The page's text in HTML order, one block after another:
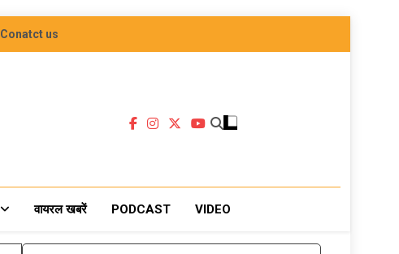
Conatct us
वायरल खबरें PODCAST VIDEO